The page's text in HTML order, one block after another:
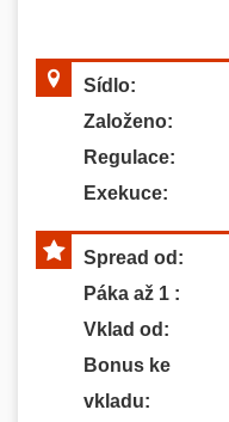
Sídlo:
Založeno:
Regulace:
Exekuce:
Spread od:
Páka až 1 :
Vklad od:
Bonus ke
vkladu: